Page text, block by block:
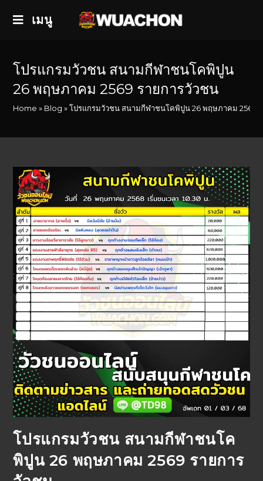
เมนู
โปรแกรมวัวชน สนามกีฬาชนโคพิปูน
26 พฤษภาคม 2569 รายการวัวชน
Home » Blog »โปรแกรมวัวชน สนามกีฬาชนโคพิปูน 26 พฤษภาคม 2569
โปรแกรมวัวชน สนามกีฬาชนโค
พิปูน 26 พฤษภาคม 2569 รายการ